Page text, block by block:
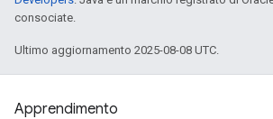
consociate.
Ultimo aggiornamento 2025-08-08 UTC.
Apprendimento